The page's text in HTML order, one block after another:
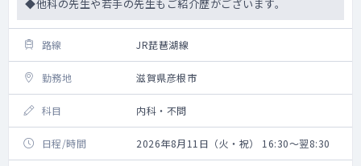
◆他科の先生や若手の先生もご紹介歴がございます。
路線 JR琵琶湖線
勤務地 滋賀県彦根市
科目 内科・不問
日程/時間 2026年8月11日（火・祝） 16:30～翌8:30